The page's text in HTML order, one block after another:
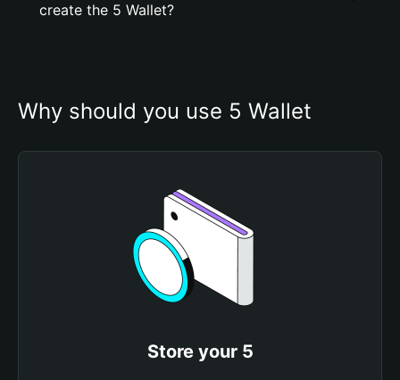
create the 5 Wallet?
Why should you use 5 Wallet
Store your 5